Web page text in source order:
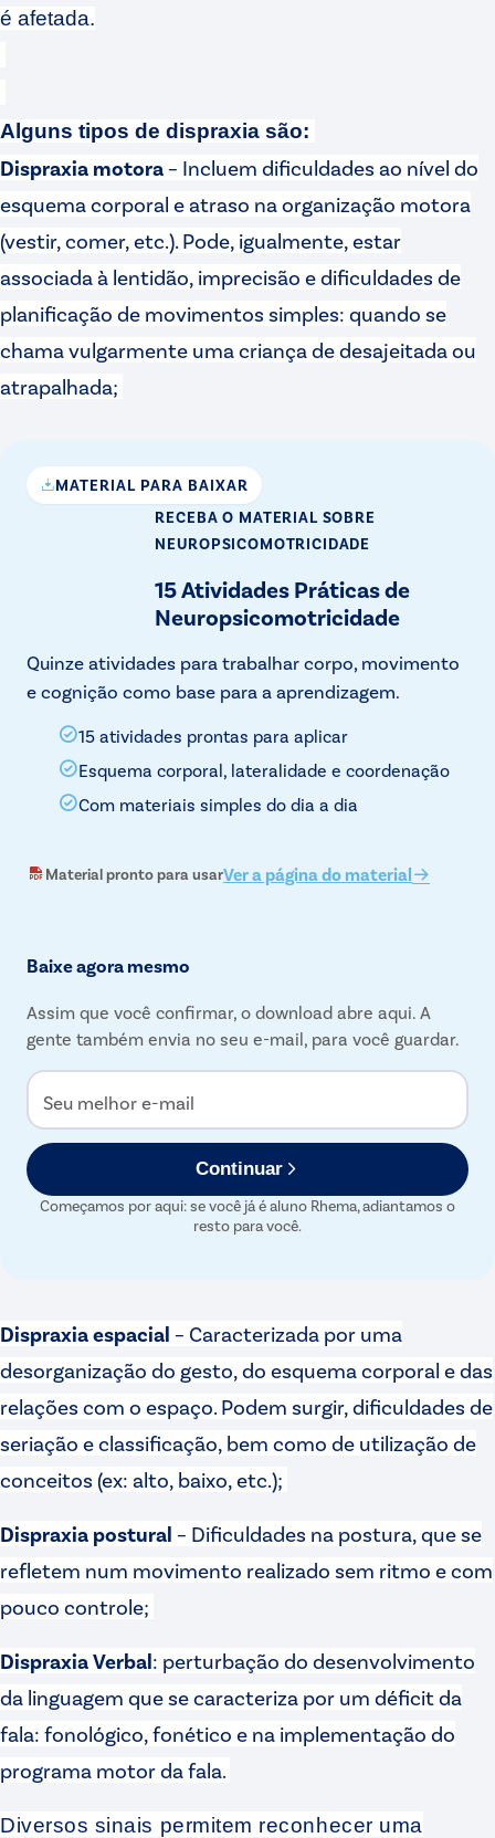
é afetada.
Alguns tipos de dispraxia são:
Dispraxia motora– Incluem dificuldades ao nível do
esquema corporal e atraso na organização motora
(vestir, comer, etc.). Pode, igualmente, estar
associada à lentidão, imprecisão e dificuldades de
planificação de movimentos simples: quando se
chama vulgarmente uma criança de desajeitada ou
atrapalhada;
MATERIAL PARA BAIXAR
RECEBA O MATERIAL SOBRE
NEUROPSICOMOTRICIDADE
15 Atividades Práticas de
Neuropsicomotricidade
Quinze atividades para trabalhar corpo, movimento
e cognição como base para a aprendizagem.
15 atividades prontas para aplicar
Esquema corporal, lateralidade e coordenação
Com materiais simples do dia a dia
Material pronto para usarVer a página do material
Baixe agora mesmo
Assim que você confirmar, o download abre aqui. A
gente também envia no seu e-mail, para você guardar.
Seu melhor e-mail
Continuar
Começamos por aqui: se você já é aluno Rhema, adiantamos o
resto para você.
Dispraxia espacial – Caracterizada por uma
desorganização do gesto, do esquema corporal e das
relações com o espaço. Podem surgir, dificuldades de
seriação e classificação, bem como de utilização de
conceitos (ex: alto, baixo, etc.);
Dispraxia postural – Dificuldades na postura, que se
refletem num movimento realizado sem ritmo e com
pouco controle;
Dispraxia Verbal: perturbação do desenvolvimento
da linguagem que se caracteriza por um déficit da
fala: fonológico, fonético e na implementação do
programa motor da fala.
Diversos sinais permitem reconhecer uma